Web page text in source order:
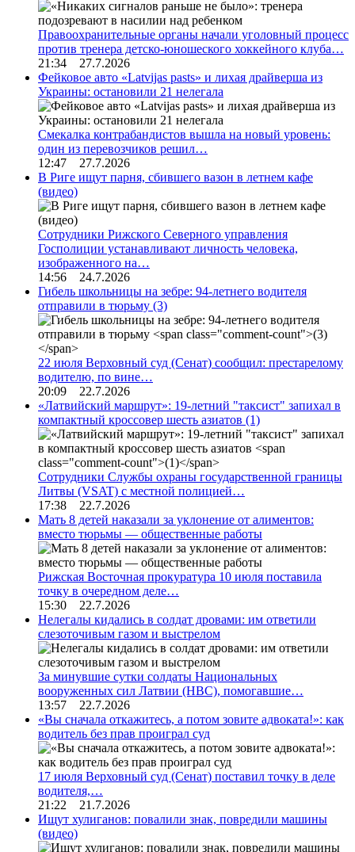
Правоохранительные органы начали уголовный процесс
против тренера детско-юношеского хоккейного клуба…
21:34 27.7.2026
Фейковое авто «Latvijas pasts» и лихая драйверша из
Украины: остановили 21 нелегала
Смекалка контрабандистов вышла на новый уровень:
один из перевозчиков решил…
12:47 27.7.2026
В Риге ищут парня, сбившего вазон в летнем кафе
(видео)
Сотрудники Рижского Северного управления
Госполиции устанавливают личность человека,
изображенного на…
14:56 24.7.2026
Гибель школьницы на зебре: 94-летнего водителя
отправили в тюрьму (3)
22 июля Верховный суд (Сенат) сообщил: престарелому
водителю, по вине…
20:09 22.7.2026
«Латвийский маршрут»: 19-летний "таксист" запихал в
компактный кроссовер шесть азиатов (1)
Сотрудники Службы охраны государственной границы
Литвы (VSAT) с местной полицией…
17:38 22.7.2026
Мать 8 детей наказали за уклонение от алиментов:
вместо тюрьмы — общественные работы
Рижская Восточная прокуратура 10 июля поставила
точку в очередном деле…
15:30 22.7.2026
Нелегалы кидались в солдат дровами: им ответили
слезоточивым газом и выстрелом
За минувшие сутки солдаты Национальных
вооруженных сил Латвии (НВС), помогавшие…
13:57 22.7.2026
«Вы сначала откажитесь, а потом зовите адвоката!»: как
водитель без прав проиграл суд
17 июля Верховный суд (Сенат) поставил точку в деле
водителя,…
21:22 21.7.2026
Ищут хулиганов: повалили знак, повредили машины
(видео)